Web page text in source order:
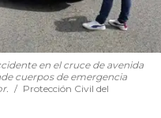
en el cruce de avenida
cuerpos de emergencia
Protección Civil del